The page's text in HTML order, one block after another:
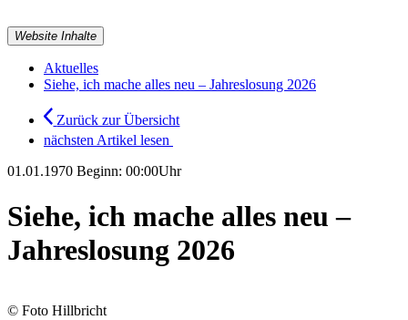
Website Inhalte
Aktuelles
Siehe, ich mache alles neu – Jahreslosung 2026
Zurück zur Übersicht
nächsten Artikel lesen
01.01.1970 Beginn: 00:00Uhr
Siehe, ich mache alles neu –
Jahreslosung 2026
© Foto Hillbricht